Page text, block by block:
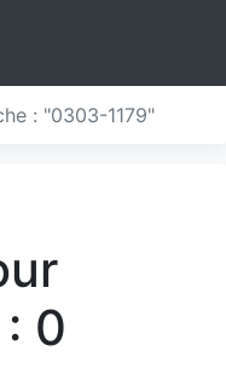
: "0303-1179"
0